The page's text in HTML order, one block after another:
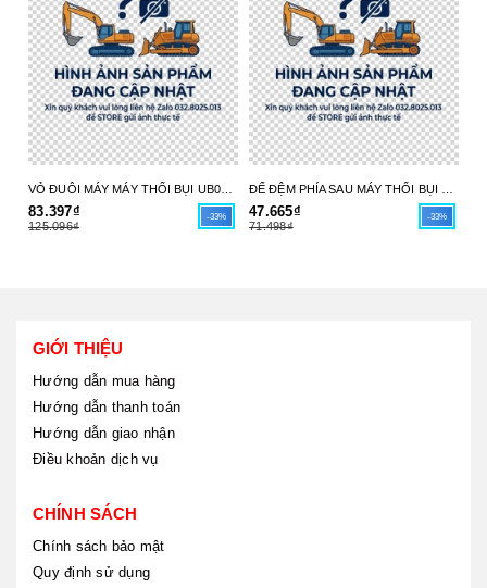
83.397₫
125.096₫
-33% 47.665₫
71.498₫
-33%
GIỚI THIỆU
Hướng dẫn mua hàng
Hướng dẫn thanh toán
Hướng dẫn giao nhận
Điều khoản dịch vụ
CHÍNH SÁCH
Chính sách bảo mật
Quy định sử dụng